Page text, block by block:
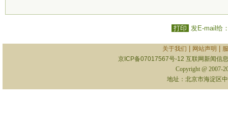
打印 发E-mail给
关于我们 网站声明
京ICP备07017567号-12 互联网新闻信
Copyright @ 2007-
地址：北京市海淀区